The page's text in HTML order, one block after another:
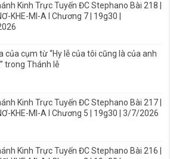
Kinh Trực Tuyến ĐC Stephano Bài 218 |
KHE-MI-A I Chương 7 | 19g30 |
của cụm từ “Hy lễ của tôi cũng là của anh
trong Thánh lễ
Kinh Trực Tuyến ĐC Stephano Bài 217 |
KHE-MI-A I Chương 5 | 19g30 | 3/7/2026
Kinh Trực Tuyến ĐC Stephano Bài 216 |